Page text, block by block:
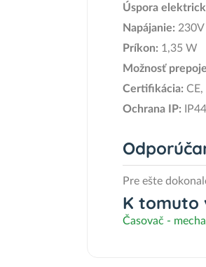
Úspora
Napájanie: 230V
Príkon: 1,35 W
Možnosť
Certifikácia: CE,
Ochrana IP:
IP44
Pre ešte
K tomuto
Časovač -